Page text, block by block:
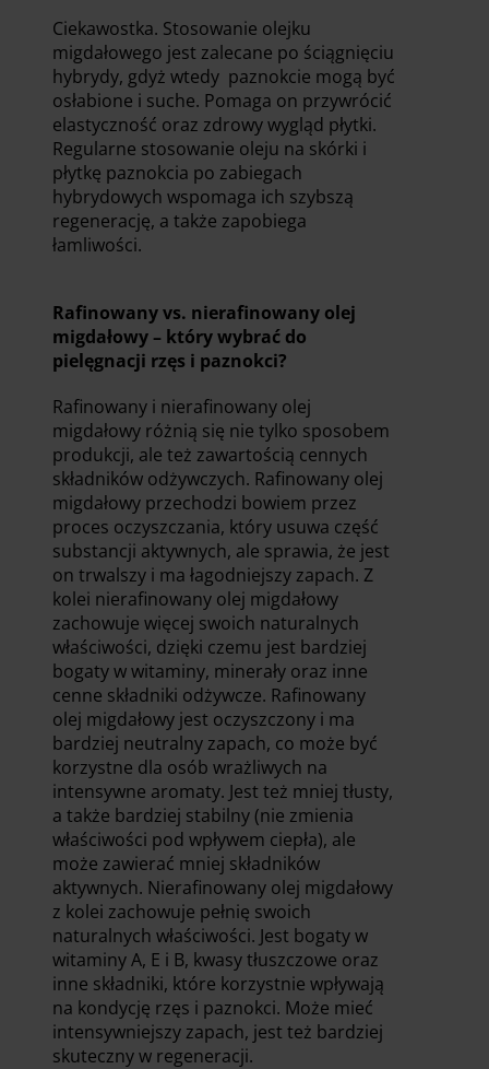
Ciekawostka. Stosowanie olejku
migdałowego jest zalecane po ściągnięciu
hybrydy, gdyż wtedy paznokcie mogą być
osłabione i suche. Pomaga on przywrócić
elastyczność oraz zdrowy wygląd płytki.
Regularne stosowanie oleju na skórki i
płytkę paznokcia po zabiegach
hybrydowych wspomaga ich szybszą
regenerację, a także zapobiega
łamliwości.
Rafinowany vs. nierafinowany olej
migdałowy – który wybrać do
pielęgnacji rzęs i paznokci?
Rafinowany i nierafinowany olej
migdałowy różnią się nie tylko sposobem
produkcji, ale też zawartością cennych
składników odżywczych. Rafinowany olej
migdałowy przechodzi bowiem przez
proces oczyszczania, który usuwa część
substancji aktywnych, ale sprawia, że jest
on trwalszy i ma łagodniejszy zapach. Z
kolei nierafinowany olej migdałowy
zachowuje więcej swoich naturalnych
właściwości, dzięki czemu jest bardziej
bogaty w witaminy, minerały oraz inne
cenne składniki odżywcze. Rafinowany
olej migdałowy jest oczyszczony i ma
bardziej neutralny zapach, co może być
korzystne dla osób wrażliwych na
intensywne aromaty. Jest też mniej tłusty,
a także bardziej stabilny (nie zmienia
właściwości pod wpływem ciepła), ale
może zawierać mniej składników
aktywnych. Nierafinowany olej migdałowy
z kolei zachowuje pełnię swoich
naturalnych właściwości. Jest bogaty w
witaminy A, E i B, kwasy tłuszczowe oraz
inne składniki, które korzystnie wpływają
na kondycję rzęs i paznokci. Może mieć
intensywniejszy zapach, jest też bardziej
skuteczny w regeneracji.